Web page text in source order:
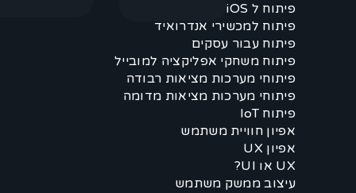
פיתוח ל iOS
פיתוח למכשירי אנדרואיד
פיתוח עבור עסקים
פיתוח משחקי אפליקציה למובייל
פיתוחי מערכות מציאות רבודה
פיתוחי מערכות מציאות מדומה
פיתוח IoT
אפיון חוויית משתמש
אפיון UX
UX או UI?
עיצוב ממשק משתמש